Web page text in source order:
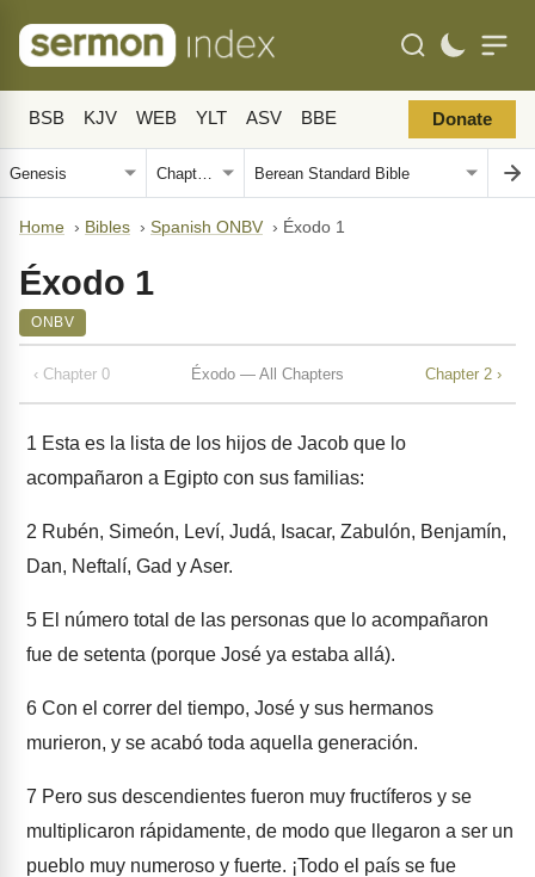
BSB KJV WEB YLT ASV BBE Donate
Home › Bibles › Spanish ONBV › Éxodo 1
Éxodo 1
ONBV
‹ Chapter 0 Éxodo — All Chapters Chapter 2 ›
1 Esta es la lista de los hijos de Jacob que lo
acompañaron a Egipto con sus familias:
2 Rubén, Simeón, Leví, Judá, Isacar, Zabulón, Benjamín,
Dan, Neftalí, Gad y Aser.
5 El número total de las personas que lo acompañaron
fue de setenta (porque José ya estaba allá).
6 Con el correr del tiempo, José y sus hermanos
murieron, y se acabó toda aquella generación.
7 Pero sus descendientes fueron muy fructíferos y se
multiplicaron rápidamente, de modo que llegaron a ser un
pueblo muy numeroso y fuerte. ¡Todo el país se fue